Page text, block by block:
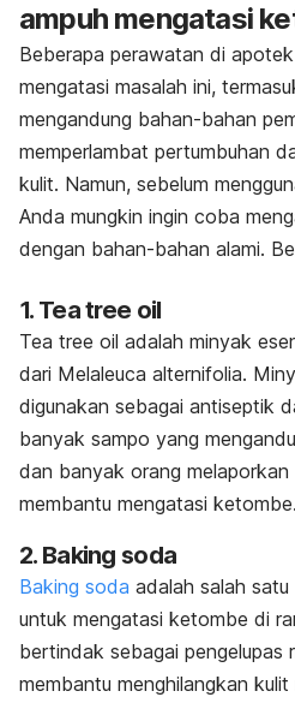
ampuh mengatasi
Beberapa perawatan di
mengatasi masalah ini,
mengandung bahan-bahan
memperlambat pertumbuhan
kulit. Namun, sebelum
Anda mungkin ingin coba
dengan bahan-bahan alami.
1. Tea tree oil
Tea tree oil adalah minyak
dari Melaleuca alternifolia.
digunakan sebagai antiseptik
banyak sampo yang
dan banyak orang
membantu mengatasi ketombe.
2. Baking soda
Baking soda adalah salah
untuk mengatasi ketombe di
bertindak sebagai pengelupas
membantu menghilangkan